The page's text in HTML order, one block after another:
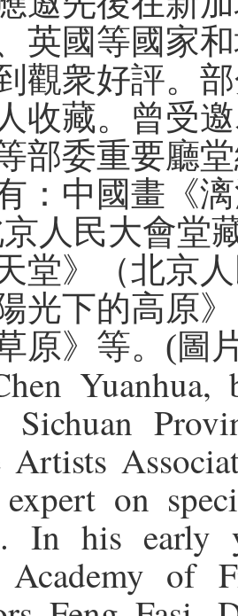
英國等國家
觀衆好評。
收藏。曾受
部委重要廳
：中國畫《
人民大會堂
天堂》（北京
光下的高原
原》等。 (圖
Sichuan
Artists
on
In his early
Academy of